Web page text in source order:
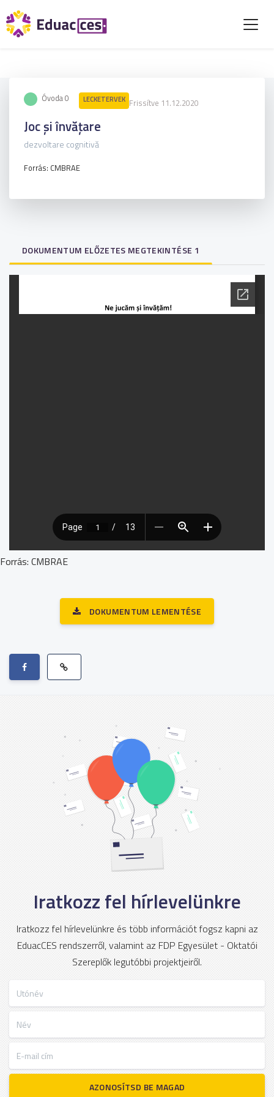
Óvoda 0 LECKETERVEK Frissítve 11.12.2020
Joc și învățare
dezvoltare cognitivă
Forrás: CMBRAE
DOKUMENTUM ELŐZETES MEGTEKINTÉSE 1
Forrás: CMBRAE
DOKUMENTUM LEMENTÉSE
Iratkozz fel hírlevelünkre
Iratkozz fel hírlevelünkre és több információt fogsz kapni az
EduacCES rendszerről, valamint az FDP Egyesület - Oktatói
Szereplők legutóbbi projektjeiről.
AZONOSÍTSD BE MAGAD